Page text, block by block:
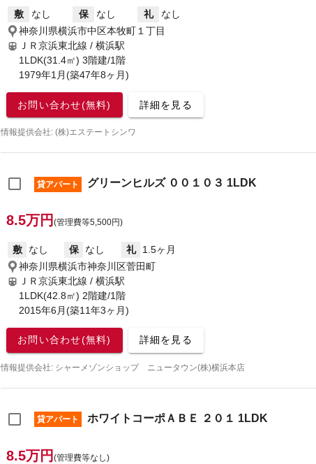
敷 なし 保 なし 礼
なし
神奈川県横浜市中区本牧町１丁目
ＪＲ京浜東北線 / 横浜駅
1LDK(31.4㎡) 3階建/1階
1979年1月(築47年8ヶ月)
お問い合わせ(無料) 詳細を見る
情報提供会社: (株)エステートシンワ
貸アパート グリーンヒルズ ００１０３ 1LDK
8.5万円 (管理費等5,500円)
敷 なし 保 なし 礼
1.5ヶ月
神奈川県横浜市神奈川区菅田町
ＪＲ京浜東北線 / 横浜駅
1LDK(42.8㎡) 2階建/1階
2015年6月(築11年3ヶ月)
お問い合わせ(無料) 詳細を見る
情報提供会社: シャーメゾンショップ ニュータウン(株)横浜本店
貸アパート ホワイトコーポＡＢＥ ２０１ 1LDK
8.5万円 (管理費等なし)